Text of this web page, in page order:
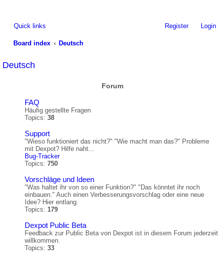
Quick links Login
Register
Board index
Deutsch
Deutsch
Forum
FAQ
Häufig gestellte Fragen
Topics: 38
Support
"Wieso funktioniert das nicht?" "Wie macht man das?" Probleme
mit Dexpot? Hilfe naht...
Bug-Tracker
Topics: 750
Vorschläge und Ideen
"Was haltet ihr von so einer Funktion?" "Das könntet ihr noch
einbauen." Auch einen Verbesserungsvorschlag oder eine neue
Idee? Hier entlang.
Topics: 179
Dexpot Public Beta
Feedback zur Public Beta von Dexpot ist in diesem Forum jederzeit
willkommen.
Topics: 33